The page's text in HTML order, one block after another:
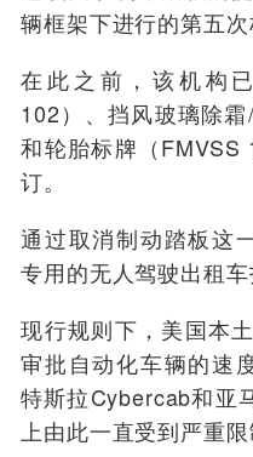
辆框架下进行的第五次
在此之前，该机构
102）、挡风玻璃除霜
和轮胎标牌（FMVSS
订。
通过取消制动踏板这
专用的无人驾驶出租车
现行规则下，美国本
审批自动化车辆的速
特斯拉Cybercab和亚
上由此一直受到严重限